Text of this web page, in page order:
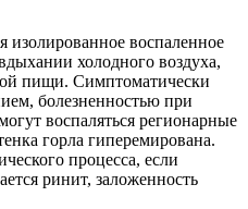
изолированное воспаленное
холодного воздуха,
пищи. Симптоматически
болезненностью при
воспаляться регионарные
горла гиперемирована.
процесса, если
ринит, заложенность